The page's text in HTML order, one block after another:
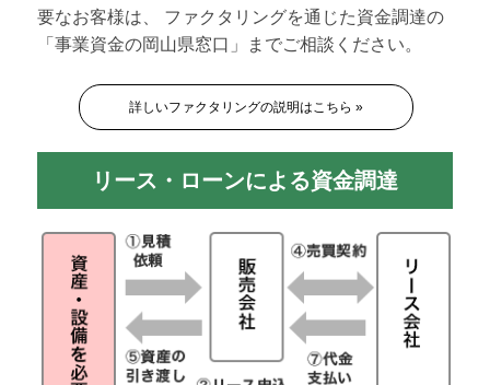
要なお客様は、 ファクタリングを通じた資金調達の
「事業資金の岡山県窓口」までご相談ください。
詳しいファクタリングの説明はこちら »
リース・ローンによる資金調達